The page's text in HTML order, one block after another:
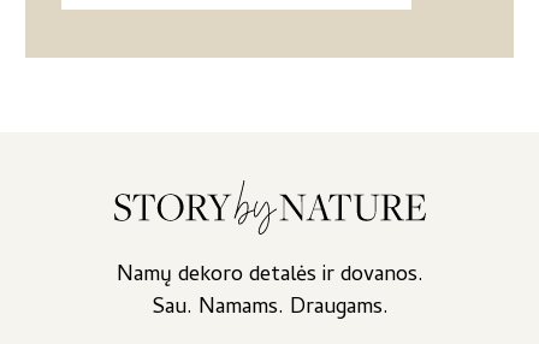
Namų dekoro detalės ir dovanos.
Sau. Namams. Draugams.